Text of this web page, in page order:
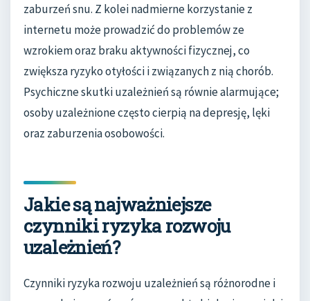
zaburzeń snu. Z kolei nadmierne korzystanie z
internetu może prowadzić do problemów ze
wzrokiem oraz braku aktywności fizycznej, co
zwiększa ryzyko otyłości i związanych z nią chorób.
Psychiczne skutki uzależnień są równie alarmujące;
osoby uzależnione często cierpią na depresję, lęki
oraz zaburzenia osobowości.
Jakie są najważniejsze
czynniki ryzyka rozwoju
uzależnień?
Czynniki ryzyka rozwoju uzależnień są różnorodne i